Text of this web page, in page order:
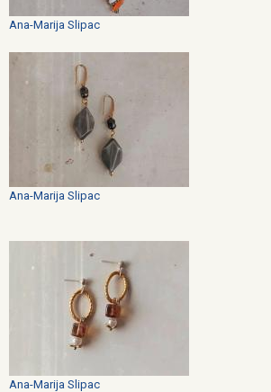
Ana-Marija Slipac
Ana-Marija Slipac
Ana-Marija Slipac